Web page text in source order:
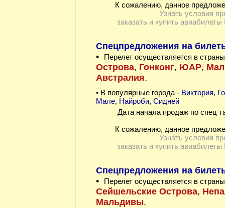
К сожалению, данное
Узнать условия
заказать и купить
Спецпредложения на
•
Перелет осуществляется в
Острова, Гонконг, ЮАР,
Австралия.
• В популярные города - Виктория,
Мале, Найроби, Сидней
Дата начала продаж по спец
К сожалению, данное
Узнать условия
заказать и купить
Спецпредложения на
•
Перелет осуществляется в
Сейшельские Острова,
Мальдивы.